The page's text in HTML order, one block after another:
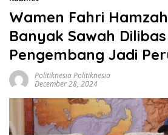
Wamen Fahri
Banyak Sawah Dilibas
Pengembang Jadi
Politiknesia Politiknesia
December 28, 2024